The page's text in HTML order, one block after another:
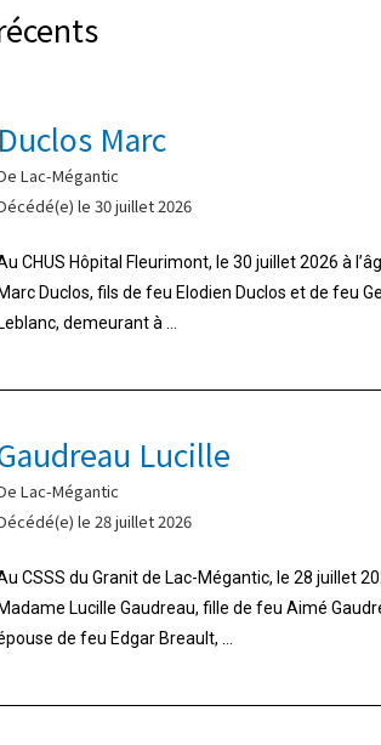
Duclos Marc
Lac-Mégantic
le 30 juillet 2026
CHUS Hôpital Fleurimont, le 30 juillet 2026 à
Marc Duclos, fils de feu Elodien Duclos et de feu
Leblanc, demeurant à ...
Lucille
Lac-Mégantic
le 28 juillet 2026
CSSS du Granit de Lac-Mégantic, le 28 juillet
Madame Lucille Gaudreau, fille de feu Aimé
de feu Edgar Breault, ...